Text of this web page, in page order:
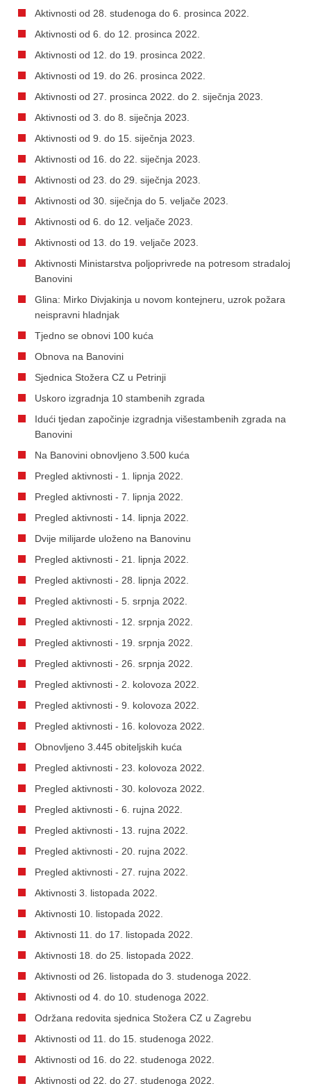
Aktivnosti od 28. studenoga do 6. prosinca 2022.
Aktivnosti od 6. do 12. prosinca 2022.
Aktivnosti od 12. do 19. prosinca 2022.
Aktivnosti od 19. do 26. prosinca 2022.
Aktivnosti od 27. prosinca 2022. do 2. siječnja 2023.
Aktivnosti od 3. do 8. siječnja 2023.
Aktivnosti od 9. do 15. siječnja 2023.
Aktivnosti od 16. do 22. siječnja 2023.
Aktivnosti od 23. do 29. siječnja 2023.
Aktivnosti od 30. siječnja do 5. veljače 2023.
Aktivnosti od 6. do 12. veljače 2023.
Aktivnosti od 13. do 19. veljače 2023.
Aktivnosti Ministarstva poljoprivrede na potresom stradaloj
Banovini
Glina: Mirko Divjakinja u novom kontejneru, uzrok požara
neispravni hladnjak
Tjedno se obnovi 100 kuća
Obnova na Banovini
Sjednica Stožera CZ u Petrinji
Uskoro izgradnja 10 stambenih zgrada
Idući tjedan započinje izgradnja višestambenih zgrada na
Banovini
Na Banovini obnovljeno 3.500 kuća
Pregled aktivnosti - 1. lipnja 2022.
Pregled aktivnosti - 7. lipnja 2022.
Pregled aktivnosti - 14. lipnja 2022.
Dvije milijarde uloženo na Banovinu
Pregled aktivnosti - 21. lipnja 2022.
Pregled aktivnosti - 28. lipnja 2022.
Pregled aktivnosti - 5. srpnja 2022.
Pregled aktivnosti - 12. srpnja 2022.
Pregled aktivnosti - 19. srpnja 2022.
Pregled aktivnosti - 26. srpnja 2022.
Pregled aktivnosti - 2. kolovoza 2022.
Pregled aktivnosti - 9. kolovoza 2022.
Pregled aktivnosti - 16. kolovoza 2022.
Obnovljeno 3.445 obiteljskih kuća
Pregled aktivnosti - 23. kolovoza 2022.
Pregled aktivnosti - 30. kolovoza 2022.
Pregled aktivnosti - 6. rujna 2022.
Pregled aktivnosti - 13. rujna 2022.
Pregled aktivnosti - 20. rujna 2022.
Pregled aktivnosti - 27. rujna 2022.
Aktivnosti 3. listopada 2022.
Aktivnosti 10. listopada 2022.
Aktivnosti 11. do 17. listopada 2022.
Aktivnosti 18. do 25. listopada 2022.
Aktivnosti od 26. listopada do 3. studenoga 2022.
Aktivnosti od 4. do 10. studenoga 2022.
Održana redovita sjednica Stožera CZ u Zagrebu
Aktivnosti od 11. do 15. studenoga 2022.
Aktivnosti od 16. do 22. studenoga 2022.
Aktivnosti od 22. do 27. studenoga 2022.